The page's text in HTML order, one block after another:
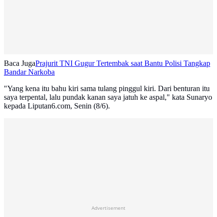
Baca JugaPrajurit TNI Gugur Tertembak saat Bantu Polisi Tangkap
Bandar Narkoba
"Yang kena itu bahu kiri sama tulang pinggul kiri. Dari benturan itu
saya terpental, lalu pundak kanan saya jatuh ke aspal," kata Sunaryo
kepada Liputan6.com, Senin (8/6).
Advertisement